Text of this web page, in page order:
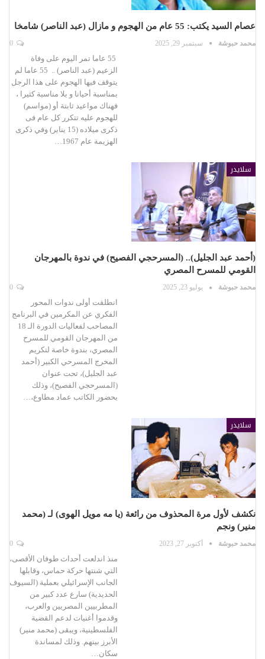
عصام السيد يكتب: 55 عام من الهجوم و مازال (عبد الناصر) شامخا
محمد حبوشة سبتمبر 29, 2025
55 عاما تمر اليوم على وفاة
الزعيم (عبد الناصر) .. 55 عاما لم
يتوقف فيها الهجوم على هذا الرجل
بمناسبة أحيانا و بلا مناسبة كثيرا ،
فهناك مواعيد ثابتة أو (مواسم)
للهجوم عليه تتكرر كل عام فى
ذكرى ميلاده (15 يناير) وفي ذكرى
الهزيمة عام 1967…
سلايدر
(أحمد عبد الجليل).. (المسرحجي الفصيح) في ندوة بالمهرجان
القومي للمسرح المصري
محمد حبوشة يوليو 23, 2025
انطلقت أولى ندوات المحور
الفكري عن المكرمين في البرنامج
المصاحب لفعاليات الدورة الـ 18
من المهرجان القومي للمسرح
المصري، بندوة خاصة لتكريم
المخرج المسرحي الكبير (أحمد
عبد الجليل)، تحت عنوان
(المسرحجي الفصيح)، وذلك
بحضور الكاتب عماد مطاوع،…
سلايدر
نكشف لأول مرة المحذوف من رائعة (يا مه مويل الهوى) لـ (محمد
منير) ونجم
محمد حبوشة أكتوبر 27, 2023
منذ اندلعت أحداث طوفان الأقصى،
التي شنتها حركة حماس، وقابلها
الجانب الإسرائيلي بعملية (السيوف
الحديدية) سارع عدد كبير من
المطربيين المصريين والعرب،
وقدموا أغنيات لدعم القضية
الفلسطينية، ويبقى (محمد منير)
الأبرز بينهم. وذلك لمساندة
سكان…